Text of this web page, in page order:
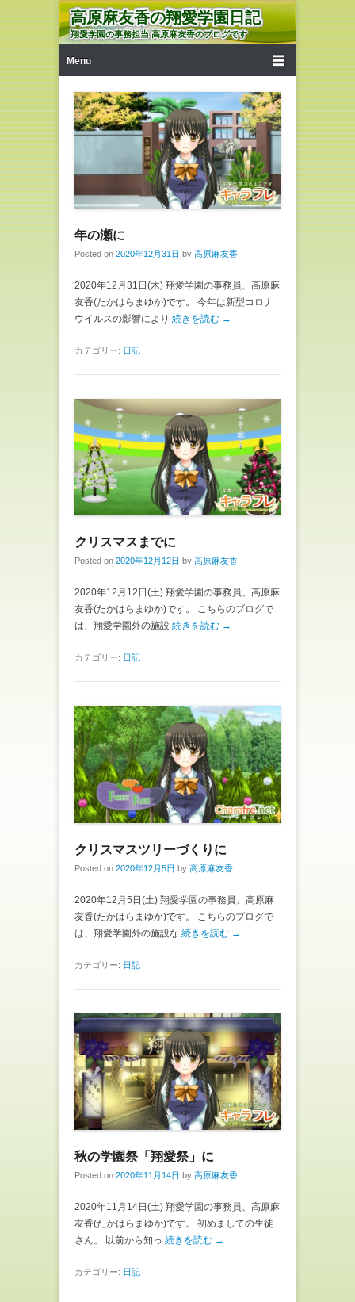
高原麻友香の翔愛学園日記
翔愛学園の事務担当 高原麻友香のブログです
Menu
年の瀬に
Posted on 2020年12月31日 by 高原麻友香
2020年12月31日(木) 翔愛学園の事務員、高原麻
友香(たかはらまゆか)です。 今年は新型コロナ
ウイルスの影響により 続きを読む →
カテゴリー: 日記
クリスマスまでに
Posted on 2020年12月12日 by 高原麻友香
2020年12月12日(土) 翔愛学園の事務員、高原麻
友香(たかはらまゆか)です。 こちらのブログで
は、翔愛学園外の施設 続きを読む →
カテゴリー: 日記
クリスマスツリーづくりに
Posted on 2020年12月5日 by 高原麻友香
2020年12月5日(土) 翔愛学園の事務員、高原麻
友香(たかはらまゆか)です。 こちらのブログで
は、翔愛学園外の施設な 続きを読む →
カテゴリー: 日記
秋の学園祭「翔愛祭」に
Posted on 2020年11月14日 by 高原麻友香
2020年11月14日(土) 翔愛学園の事務員、高原麻
友香(たかはらまゆか)です。 初めましての生徒
さん。 以前から知っ 続きを読む →
カテゴリー: 日記